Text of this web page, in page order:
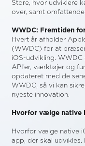
Store, hvor udviklere
over, samt
WWDC: Fremtiden
‍Hvert år afholder
(WWDC) for at
iOS-udvikling.
API’er, værktøjer og
opdateret med de
WWDC, så vi kan
nyeste innovation.
Hvorfor vælge native
‍Hvorfor vælge native
app, der skal udvikles.